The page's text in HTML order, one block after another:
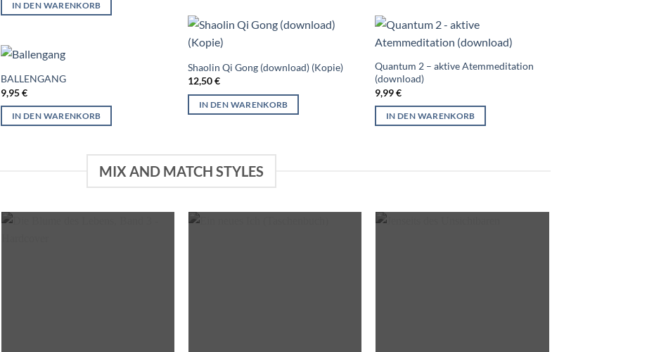
IN DEN WARENKORB
Shaolin Qi Gong (download) (Kopie)
12,50€
IN DEN WARENKORB
Quantum 2 – aktive Atemmeditation
(download)
9,99€
IN DEN WARENKORB
BALLENGANG
9,95€
IN DEN WARENKORB
MIX AND MATCH STYLES